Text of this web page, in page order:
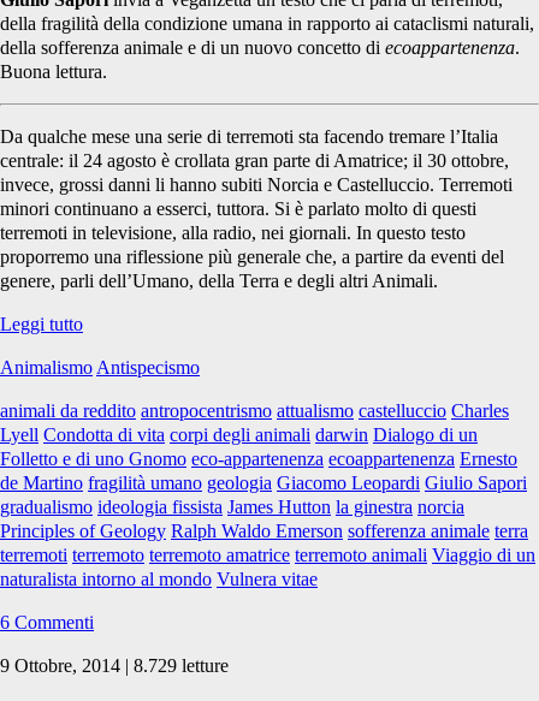
della fragilità della condizione umana in rapporto ai cataclismi naturali,
della sofferenza animale e di un nuovo concetto di ecoappartenenza.
Buona lettura.
Da qualche mese una serie di terremoti sta facendo tremare l’Italia
centrale: il 24 agosto è crollata gran parte di Amatrice; il 30 ottobre,
invece, grossi danni li hanno subiti Norcia e Castelluccio. Terremoti
minori continuano a esserci, tuttora. Si è parlato molto di questi
terremoti in televisione, alla radio, nei giornali. In questo testo
proporremo una riflessione più generale che, a partire da eventi del
genere, parli dell’Umano, della Terra e degli altri Animali.
Leggi tutto<i>Vulnera
terremoti
ecoappartenenza
Animalismo Antispecismo
animali da reddito antropocentrismo attualismo castelluccio Charles
Lyell Condotta di vita corpi degli animali darwin Dialogo di un
Folletto e di uno Gnomo eco-appartenenza ecoappartenenza Ernesto
de Martino fragilità umano geologia Giacomo Leopardi Giulio Sapori
gradualismo ideologia fissista James Hutton la ginestra norcia
Principles of Geology Ralph Waldo Emerson sofferenza animale terra
terremoti terremoto terremoto amatrice terremoto animali Viaggio di un
naturalista intorno al mondo Vulnera vitae
6 Commenti
9 Ottobre, 2014 | 8.729 letture